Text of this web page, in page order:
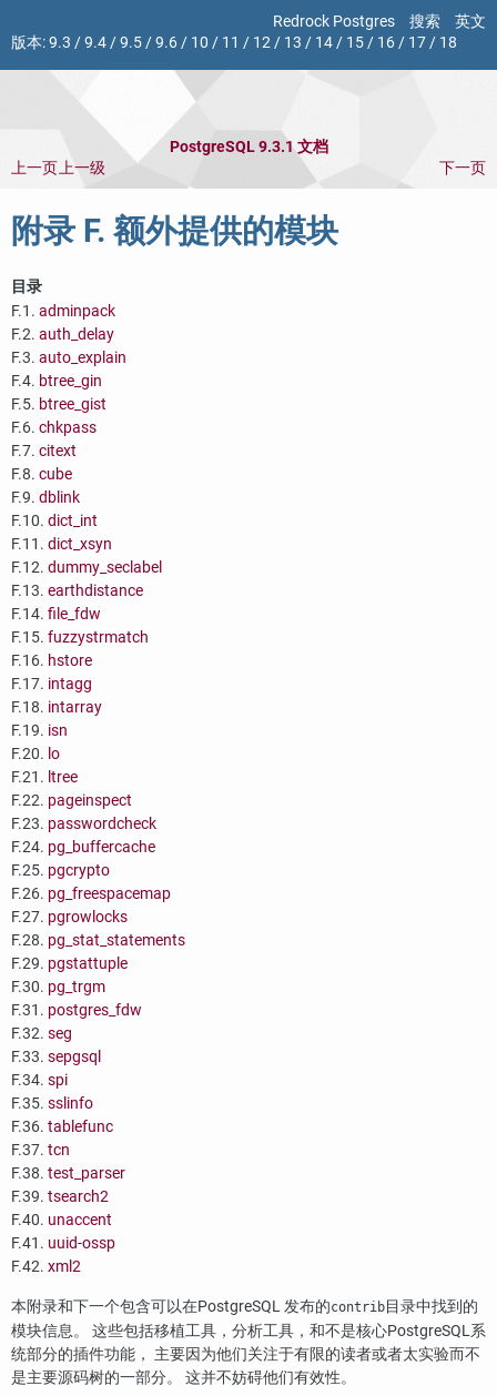
Redrock Postgres 搜索
英文
版本:9.3 /9.4/9.5/9.6/ 10 / 11 / 12/ 13 / 14/ 15/ 16/ 17/ 18
PostgreSQL 9.3.1 文档
上一页上一级 下一页
附录 F. 额外提供的模块
目录
F.1. adminpack
F.2. auth_delay
F.3. auto_explain
F.4. btree_gin
F.5. btree_gist
F.6. chkpass
F.7. citext
F.8. cube
F.9. dblink
F.10. dict_int
F.11. dict_xsyn
F.12. dummy_seclabel
F.13. earthdistance
F.14. file_fdw
F.15. fuzzystrmatch
F.16. hstore
F.17. intagg
F.18. intarray
F.19. isn
F.20. lo
F.21. ltree
F.22. pageinspect
F.23. passwordcheck
F.24. pg_buffercache
F.25. pgcrypto
F.26. pg_freespacemap
F.27. pgrowlocks
F.28. pg_stat_statements
F.29. pgstattuple
F.30. pg_trgm
F.31. postgres_fdw
F.32. seg
F.33. sepgsql
F.34. spi
F.35. sslinfo
F.36. tablefunc
F.37. tcn
F.38. test_parser
F.39. tsearch2
F.40. unaccent
F.41. uuid-ossp
F.42. xml2
本附录和下一个包含可以在PostgreSQL发布的contrib目录中找到的
模块信息。 这些包括移植工具，分析工具，和不是核心PostgreSQL系
统部分的插件功能， 主要因为他们关注于有限的读者或者太实验而不
是主要源码树的一部分。 这并不妨碍他们有效性。